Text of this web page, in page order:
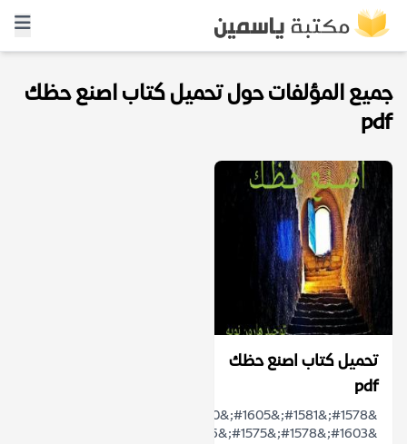
جميع المؤلفات حول تحميل كتاب اصنع حظك
pdf
تحميل كتاب اصنع حظك
pdf